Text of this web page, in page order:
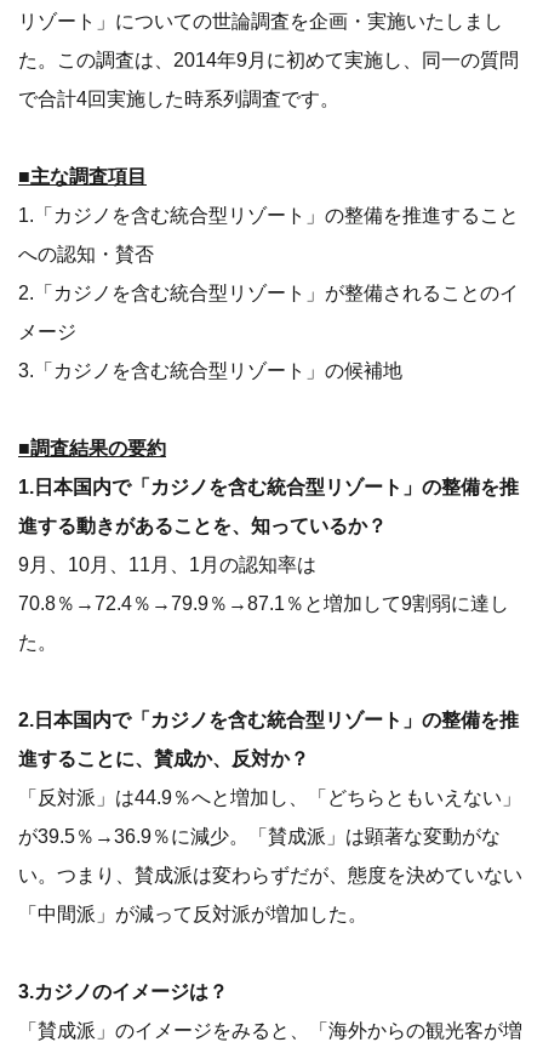
リゾート」についての世論調査を企画・実施いたしまし
た。この調査は、2014年9月に初めて実施し、同一の質問
で合計4回実施した時系列調査です。
■主な調査項目
1.「カジノを含む統合型リゾート」の整備を推進すること
への認知・賛否
2.「カジノを含む統合型リゾート」が整備されることのイ
メージ
3.「カジノを含む統合型リゾート」の候補地
■調査結果の要約
1.日本国内で「カジノを含む統合型リゾート」の整備を推
進する動きがあることを、知っているか？
9月、10月、11月、1月の認知率は
70.8％→72.4％→79.9％→87.1％と増加して9割弱に達し
た。
2.日本国内で「カジノを含む統合型リゾート」の整備を推
進することに、賛成か、反対か？
「反対派」は44.9％へと増加し、「どちらともいえない」
が39.5％→36.9％に減少。「賛成派」は顕著な変動がな
い。つまり、賛成派は変わらずだが、態度を決めていない
「中間派」が減って反対派が増加した。
3.カジノのイメージは？
「賛成派」のイメージをみると、「海外からの観光客が増